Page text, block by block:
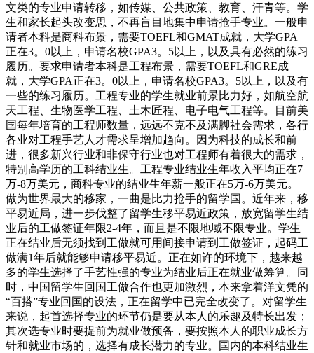
文类的专业申请转移，如传媒、公共政策、教育、汗青等。学
生和家长起头改变思，不再盲目地集中申请抢手专业。一般申
请者本科是商科布景，需要TOEFL和GMAT成就，大学GPA
正在3。0以上，申请名校GPA3。5以上，以及具有必然的练习
履历。要求申请者本科是工程布景，需要TOEFL和GRE成
就，大学GPA正在3。0以上，申请名校GPA3。5以上，以及有
一些的练习履历。工程专业的学生就业前景比力好，如航空航
天工程、生物医学工程、土木匠程、电子电气工程等。目前美
国每年培育的工程师数量，远远不克不及满脚社会需求，各行
各业对工程手艺人才需求呈增加趋向。因为科技的成长和前
进，很多新兴行业和非保守行业也对工程师有着很大的需求，
特别高学历的工科结业生。工程专业结业生年收入平均正在7
万-8万美元，商科专业的结业生年薪一般正在5万-6万美元。
做为世界最大的移家，一曲是比力抢手的留学国。近年来，移
平易近局，进一步伐整了留学生移平易近政策，放宽留学生结
业后的工做签证年限2-4年，而且是不限地域不限专业。学生
正在结业后无须找到工做就可用间接申请到工做签证，起码工
做满1年后就能够申请移平易近。正在如许的环境下，越来越
多的学生选择了手艺性强的专业为结业后正在就业做筹算。同
时，中国留学生回国工做合作也更加激烈，本来拿着洋文凭的
“百搭”专业回国的设法，正在留学中已完全改变了。对留学生
来说，起首选择专业的环节仍是要从本人的乐趣及特长出发；
其次选专业时要提前为就业做预备，要按照本人的职业成长方
针和就业市场的，选择有成长潜力的专业。国内的本科结业生